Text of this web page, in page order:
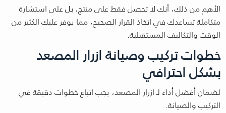
الأهم من ذلك، أنك لا تحصل فقط على منتج، بل على استشارة
متكاملة تساعدك في اتخاذ القرار الصحيح، مما يوفر عليك الكثير من
الوقت والتكاليف المستقبلية.
خطوات تركيب وصيانة ازرار المصعد
بشكل احترافي
لضمان أفضل أداء لـ ازرار المصعد، يجب اتباع خطوات دقيقة في
التركيب والصيانة.